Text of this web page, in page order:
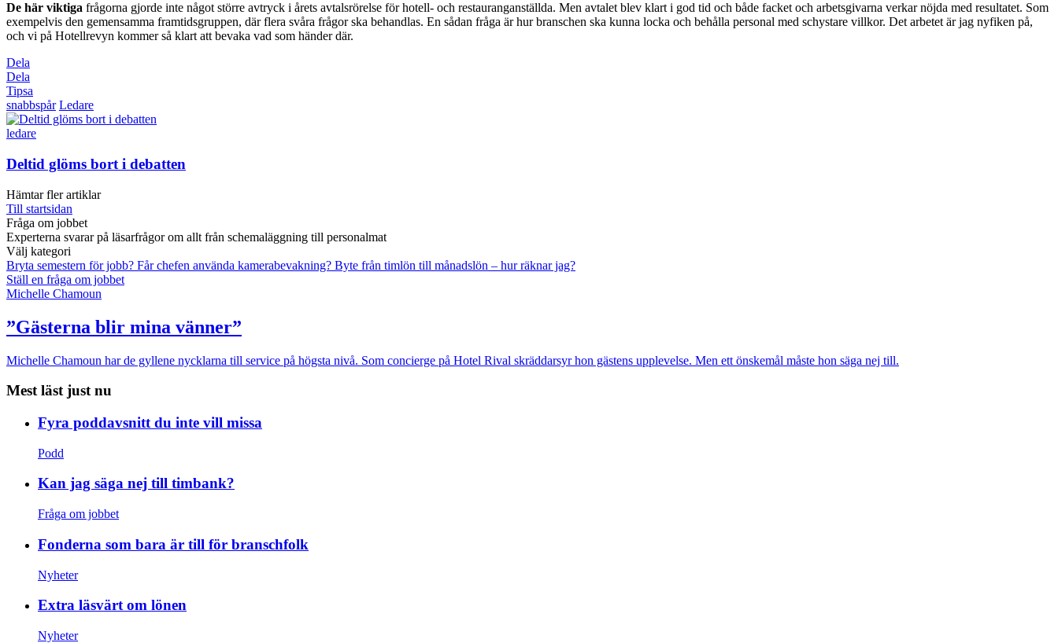
De här viktiga frågorna gjorde inte något större avtryck i årets avtals­rörelse för hotell- och restauranganställda. Men avtalet blev klart i god tid och både facket och arbetsgivarna verkar nöjda med resultatet. Som
exempelvis den gemensamma framtidsgruppen, där flera svåra frågor ska behandlas. En sådan fråga är hur branschen ska kunna locka och behålla personal med schystare villkor. Det arbetet är jag nyfiken på,
och vi på Hotellrevyn kommer så klart att bevaka vad som händer där.
Dela
Dela
Tipsa
snabbspår Ledare
ledare
Deltid glöms bort i debatten
Hämtar fler artiklar
Till startsidan
Fråga om jobbet
Experterna svarar på läsarfrågor om allt från schemaläggning till personalmat
Välj kategori
Bryta semestern för jobb? Får chefen använda kamerabevakning? Byte från timlön till månadslön – hur räknar jag?
Ställ en fråga om jobbet
Michelle Chamoun
”Gästerna blir mina vänner”
Michelle Chamoun har de gyllene nycklarna till service på högsta nivå. Som concierge på Hotel Rival skräddarsyr hon gästens upp­levelse. Men ett önskemål måste hon säga nej till.
Mest läst just nu
Fyra poddavsnitt du inte vill missa
Podd
Kan jag säga nej till timbank?
Fråga om jobbet
Fonderna som bara är till för branschfolk
Nyheter
Extra läsvärt om lönen
Nyheter